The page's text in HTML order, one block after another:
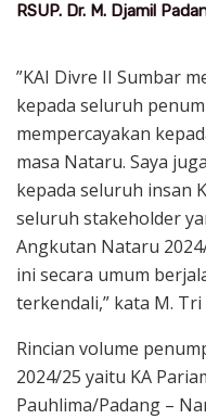
RSUP. Dr. M. Djamil
”KAI Divre II Sumbar
kepada seluruh
mempercayakan
masa Nataru. Saya
kepada seluruh insan
seluruh stakeholder
Angkutan Nataru
ini secara umum
terkendali,” kata M. Tri
Rincian volume
2024/25 yaitu KA
Pauhlima/Padang –